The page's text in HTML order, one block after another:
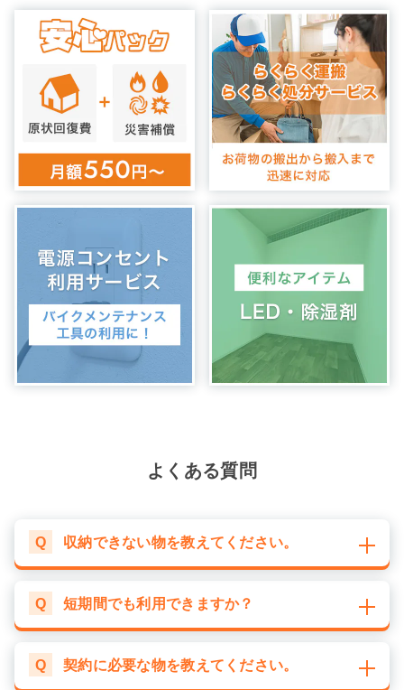
よくある質問
Q 収納できない物を教えてください。
Q 短期間でも利用できますか？
Q 契約に必要な物を教えてください。